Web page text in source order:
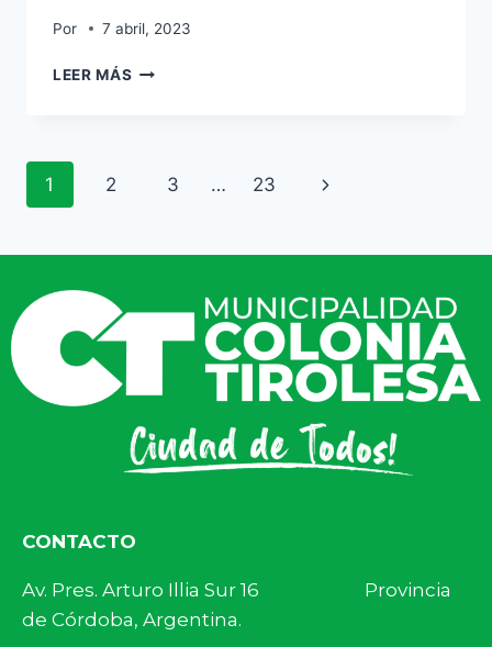
Por 7 abril, 2023
LEER MÁS
1 2 3 … 23
CONTACTO
Av. Pres. Arturo Illia Sur 16 Provincia
de Córdoba, Argentina.